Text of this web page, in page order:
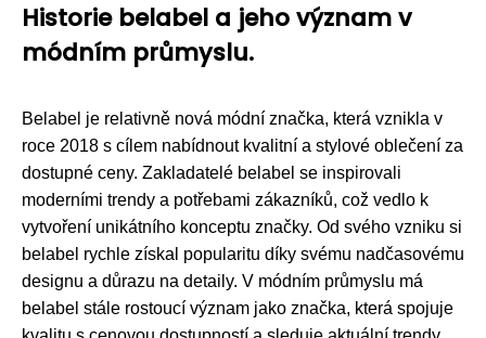
Historie belabel a jeho význam v
módním průmyslu.
Belabel je relativně nová módní značka, která vznikla v
roce 2018 s cílem nabídnout kvalitní a stylové oblečení za
dostupné ceny. Zakladatelé belabel se inspirovali
moderními trendy a potřebami zákazníků, což vedlo k
vytvoření unikátního konceptu značky. Od svého vzniku si
belabel rychle získal popularitu díky svému nadčasovému
designu a důrazu na detaily. V módním průmyslu má
belabel stále rostoucí význam jako značka, která spojuje